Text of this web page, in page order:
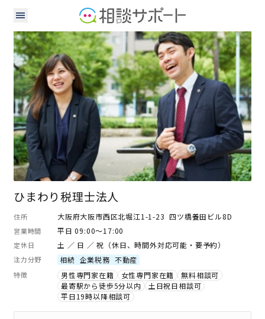
ひまわり税理士法人
住所 大阪府大阪市西区北堀江1-1-23 四ツ橋養田ビル8D
営業時間 平日 09:00～17:00
定休日 土 ／ 日 ／ 祝（休日、時間外対応可能・要予約）
注力分野 相続 企業税務 不動産
特徴 男性専門家在籍 女性専門家在籍
無料相談可
最寄駅から徒歩5分以内
土日祝日相談可
平日19時以降相談可